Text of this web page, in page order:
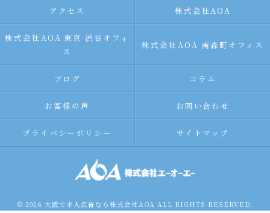
アクセス 株式会社AOA
株式会社AOA 東京 渋谷オフィ
ス
株式会社AOA 南森町オフィス
ブログ コラム
お客様の声 お問い合わせ
プライバシーポリシー サイトマップ
© 2026 大阪で求人広告なら株式会社AOA ALL RIGHTS RESERVED.